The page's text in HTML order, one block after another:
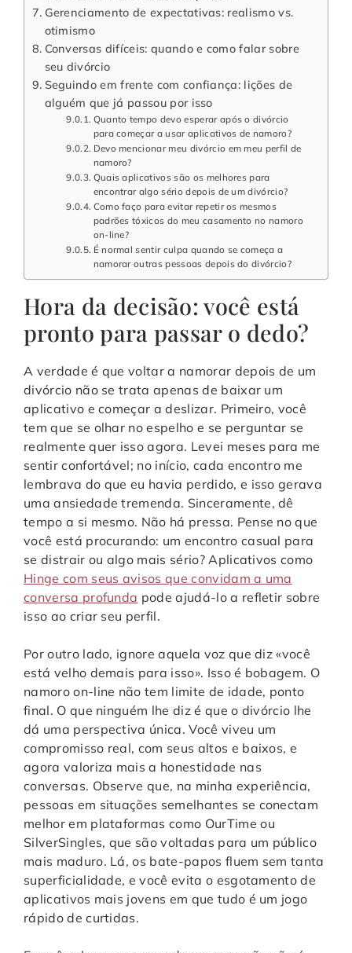
Gerenciamento de expectativas: realismo vs.
otimismo
Conversas difíceis: quando e como falar sobre
seu divórcio
Seguindo em frente com confiança: lições de
alguém que já passou por isso
Quanto tempo devo esperar após o divórcio
para começar a usar aplicativos de namoro?
Devo mencionar meu divórcio em meu perfil de
namoro?
Quais aplicativos são os melhores para
encontrar algo sério depois de um divórcio?
Como faço para evitar repetir os mesmos
padrões tóxicos do meu casamento no namoro
on-line?
É normal sentir culpa quando se começa a
namorar outras pessoas depois do divórcio?
Hora da decisão: você está
pronto para passar o dedo?
A verdade é que voltar a namorar depois de um
divórcio não se trata apenas de baixar um
aplicativo e começar a deslizar. Primeiro, você
tem que se olhar no espelho e se perguntar se
realmente quer isso agora. Levei meses para me
sentir confortável; no início, cada encontro me
lembrava do que eu havia perdido, e isso gerava
uma ansiedade tremenda. Sinceramente, dê
tempo a si mesmo. Não há pressa. Pense no que
você está procurando: um encontro casual para
se distrair ou algo mais sério? Aplicativos como
Hinge com seus avisos que convidam a uma
conversa profunda pode ajudá-lo a refletir sobre
isso ao criar seu perfil.
Por outro lado, ignore aquela voz que diz «você
está velho demais para isso». Isso é bobagem. O
namoro on-line não tem limite de idade, ponto
final. O que ninguém lhe diz é que o divórcio lhe
dá uma perspectiva única. Você viveu um
compromisso real, com seus altos e baixos, e
agora valoriza mais a honestidade nas
conversas. Observe que, na minha experiência,
pessoas em situações semelhantes se conectam
melhor em plataformas como OurTime ou
SilverSingles, que são voltadas para um público
mais maduro. Lá, os bate-papos fluem sem tanta
superficialidade, e você evita o esgotamento de
aplicativos mais jovens em que tudo é um jogo
rápido de curtidas.